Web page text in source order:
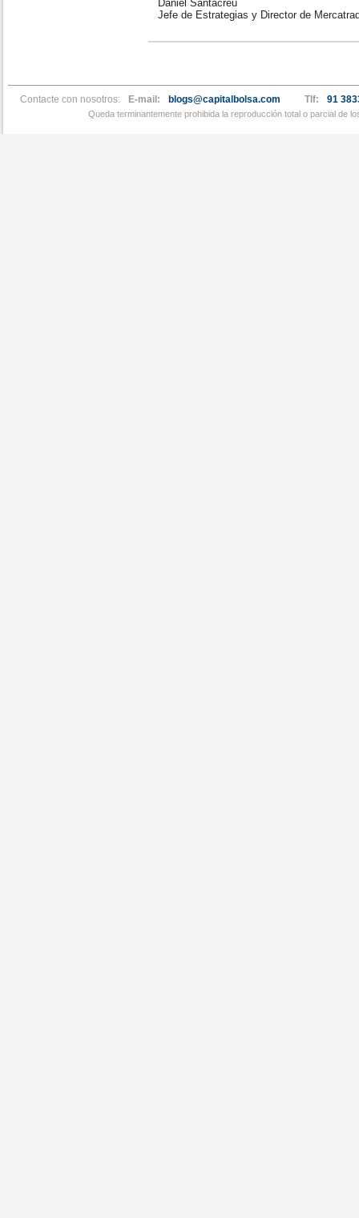
Daniel Santacreu
Jefe de Estrategias y Director de
Contacte con nosotros: E-mail: blogs@capitalbolsa.com Tlf: 91
Queda terminantemente prohibida la reproducción total o parcial de